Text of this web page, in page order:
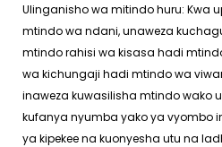
Ulinganisho wa mitindo huru: Kwa
mtindo wa ndani, unaweza
mtindo rahisi wa kisasa hadi
wa kichungaji hadi mtindo wa
inaweza kuwasilisha mtindo wako
kufanya nyumba yako ya vyombo
ya kipekee na kuonyesha utu na